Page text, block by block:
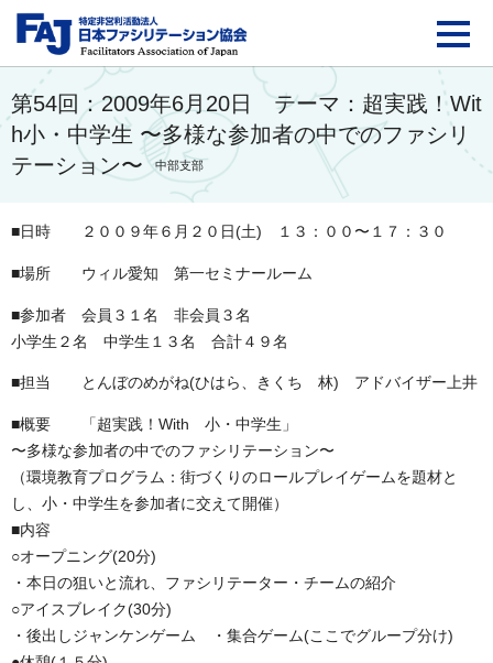
FAJ：特定非営利活動
第54回：2009年6月20日 テーマ：超実践！Wit
h小・中学生 〜多様な参加者の中でのファシリ
テーション〜
中部支部
■日時 ２００９年６月２０日(土) １３：００〜１７：３０
■場所 ウィル愛知 第一セミナールーム
■参加者 会員３１名 非会員３名
小学生２名 中学生１３名 合計４９名
■担当 とんぼのめがね(ひはら、きくち 林) アドバイザー上井
■概要 「超実践！With 小・中学生」
〜多様な参加者の中でのファシリテーション〜
（環境教育プログラム：街づくりのロールプレイゲームを題材と
し、小・中学生を参加者に交えて開催）
■内容
○オープニング(20分)
・本日の狙いと流れ、ファシリテーター・チームの紹介
○アイスブレイク(30分)
・後出しジャンケンゲーム ・集合ゲーム(ここでグループ分け)